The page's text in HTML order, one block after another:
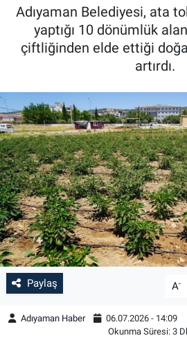
Adıyaman Belediyesi, ata
yaptığı 10 dönümlük
çiftliğinden elde ettiği
artırdı.
Paylaş A-
Adıyaman Haber 06.07.2026 - 14:09
Okunma Süresi: 3
Bölge Haberleri
Gündem
Sağlık
Özel Haber
Kültür Sanat
Eğitim
Ekonomi
Yaşam
Süper Lig Puan Durumu ve
Tüm Manşetler
Haber Arşivi